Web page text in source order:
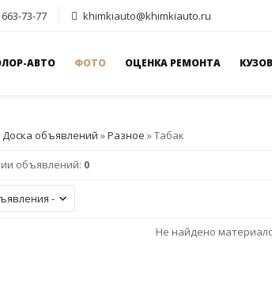
73-77 khimkiauto@khimkiauto.ru
АВТО ФОТО ОЦЕНКА РЕМОНТА
Доска объявлений »Разное » Табак
объявлений: 0
Не найдено